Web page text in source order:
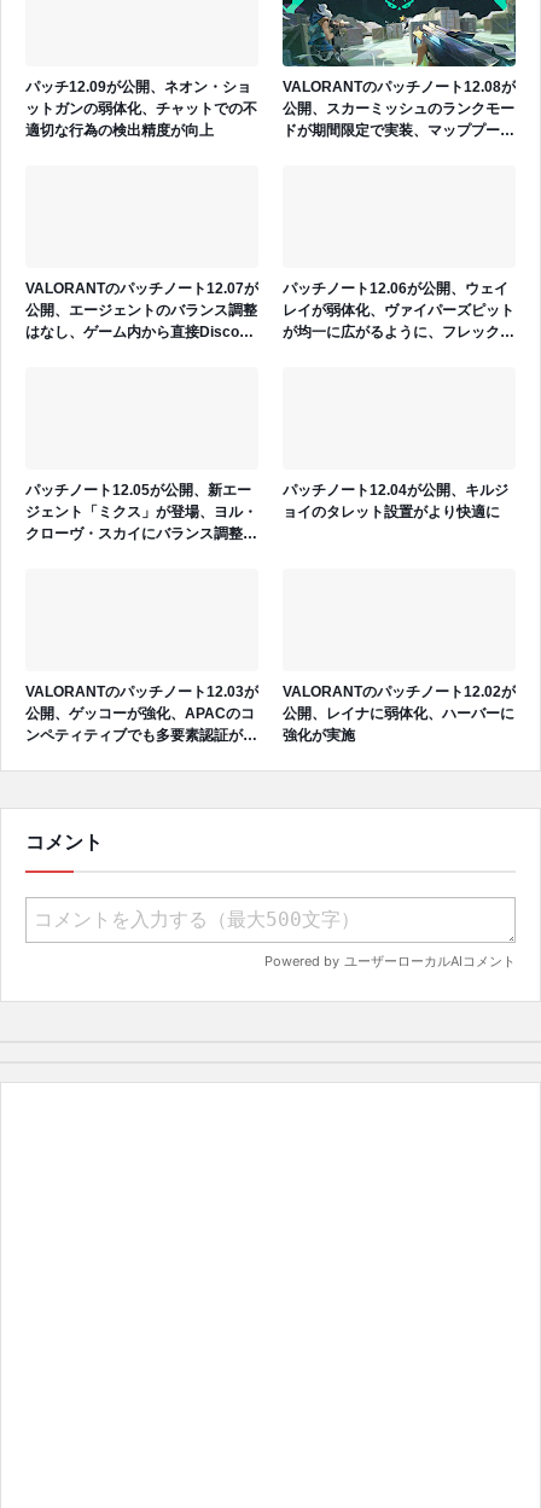
パッチ12.09が公開、ネオン・ショ
ットガンの弱体化、チャットでの不
適切な行為の検出精度が向上
VALORANTのパッチノート12.08が
公開、スカーミッシュのランクモー
ドが期間限定で実装、マッププール
VALORANTのパッチノート12.07が
公開、エージェントのバランス調整
はなし、ゲーム内から直接Discord
パッチノート12.06が公開、ウェイ
レイが弱体化、ヴァイパーズピット
が均一に広がるように、フレックス
パッチノート12.05が公開、新エー
ジェント「ミクス」が登場、ヨル・
クローヴ・スカイにバランス調整が
パッチノート12.04が公開、キルジ
ョイのタレット設置がより快適に
VALORANTのパッチノート12.03が
公開、ゲッコーが強化、APACのコ
ンペティティブでも多要素認証が導
VALORANTのパッチノート12.02が
公開、レイナに弱体化、ハーバーに
強化が実施
コメント